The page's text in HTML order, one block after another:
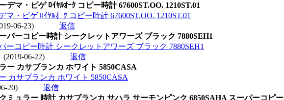
マ・ピゲ ﾛｲﾔﾙｵｰｸ コピー時計 67600ST.OO. 1210ST.01
・ピゲ ﾛｲﾔﾙｵｰｸ コピー時計 67600ST.OO. 1210ST.01
06-23)
返信
パーコピー時計 シークレットアワーズ ブラック 7880SEH1
ーコピー時計 シークレットアワーズ ブラック 7880SEH1
06-22)
返信
ー カサブランカ ホワイト 5850CASA
カサブランカ ホワイト 5850CASA
20)
返信
ミュラー 時計 カサブランカ サハラ サーモンピンク 6850SAHA スーパーコピー